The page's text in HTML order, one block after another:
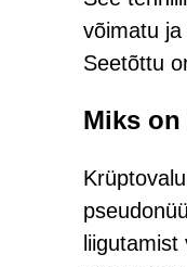
võimatu
Seetõttu
Miks